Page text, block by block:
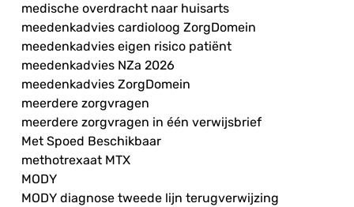
medische overdracht naar huisarts
meedenkadvies cardioloog ZorgDomein
meedenkadvies eigen risico patiënt
meedenkadvies NZa 2026
meedenkadvies ZorgDomein
meerdere zorgvragen
meerdere zorgvragen in één verwijsbrief
Met Spoed Beschikbaar
methotrexaat MTX
MODY
MODY diagnose tweede lijn terugverwijzing